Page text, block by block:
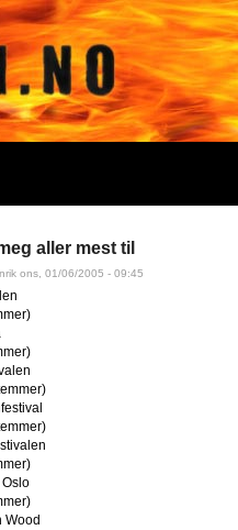
aller mest til
ons, 01/06/2005 - 09:45
Oslo
Wood